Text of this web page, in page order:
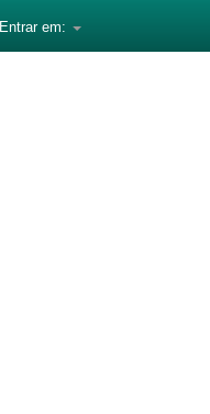
Entrar em: